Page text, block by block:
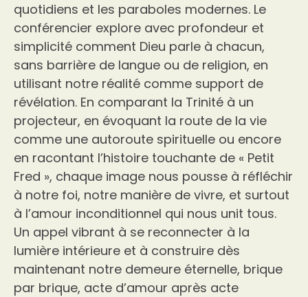
quotidiens et les paraboles modernes. Le
conférencier explore avec profondeur et
simplicité comment Dieu parle à chacun,
sans barrière de langue ou de religion, en
utilisant notre réalité comme support de
révélation. En comparant la Trinité à un
projecteur, en évoquant la route de la vie
comme une autoroute spirituelle ou encore
en racontant l’histoire touchante de « Petit
Fred », chaque image nous pousse à réfléchir
à notre foi, notre manière de vivre, et surtout
à l’amour inconditionnel qui nous unit tous.
Un appel vibrant à se reconnecter à la
lumière intérieure et à construire dès
maintenant notre demeure éternelle, brique
par brique, acte d’amour après acte